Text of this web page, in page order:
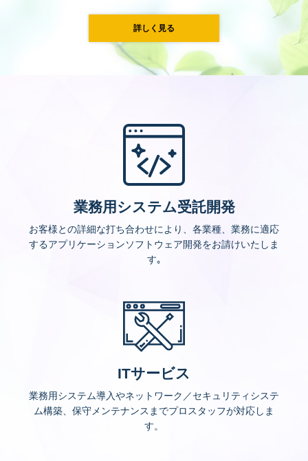
詳しく見る
業務用システム受託開発
お客様との詳細な打ち合わせにより、各業種、業務に適応
するアプリケーションソフトウェア開発をお請けいたしま
す｡
ITサービス
業務用システム導入やネットワーク／セキュリティシステ
ム構築、保守メンテナンスまでプロスタッフが対応しま
す。